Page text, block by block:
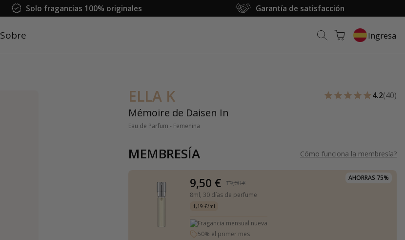
Solo fragancias 100% originales Garantía de satisfacción
Sobre Ingresa
ELLA K
Mémoire de Daisen In
Eau de Parfum - Femenina
4.2(40)
MEMBRESÍA Cómo funciona la membresía?
AHORRAS 75%
9,50 €
19,00 €
8ml, 30 días de perfume
1,19 €/ml
Fragancia mensual nueva
50% el primer mes